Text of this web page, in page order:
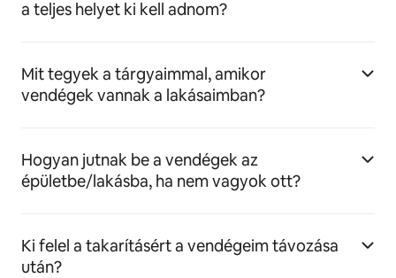
a teljes helyet ki kell adnom?
Mit tegyek a tárgyaimmal, amikor
vendégek vannak a lakásaimban?
Hogyan jutnak be a vendégek az
épületbe/lakásba, ha nem vagyok ott?
Ki felel a takarításért a vendégeim távozása
után?